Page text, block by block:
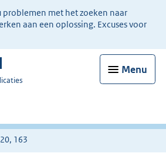
problemen met het zoeken naar
aan een oplossing. Excuses voor
Menu
163